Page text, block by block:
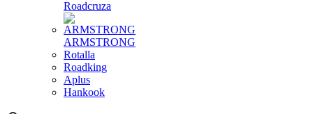
Roadcruza
ARMSTRONG
Rotalla
Roadking
Aplus
Hankook